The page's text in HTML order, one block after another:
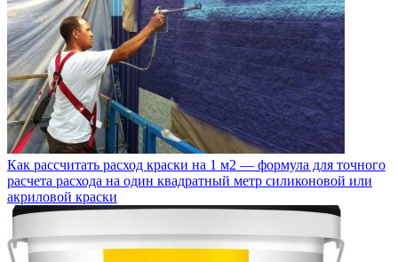
Как рассчитать расход краски на 1 м2 — формула для точного
расчета расхода на один квадратный метр силиконовой или
акриловой краски